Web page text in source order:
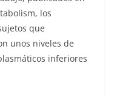
los
que
unos niveles de
inferiores